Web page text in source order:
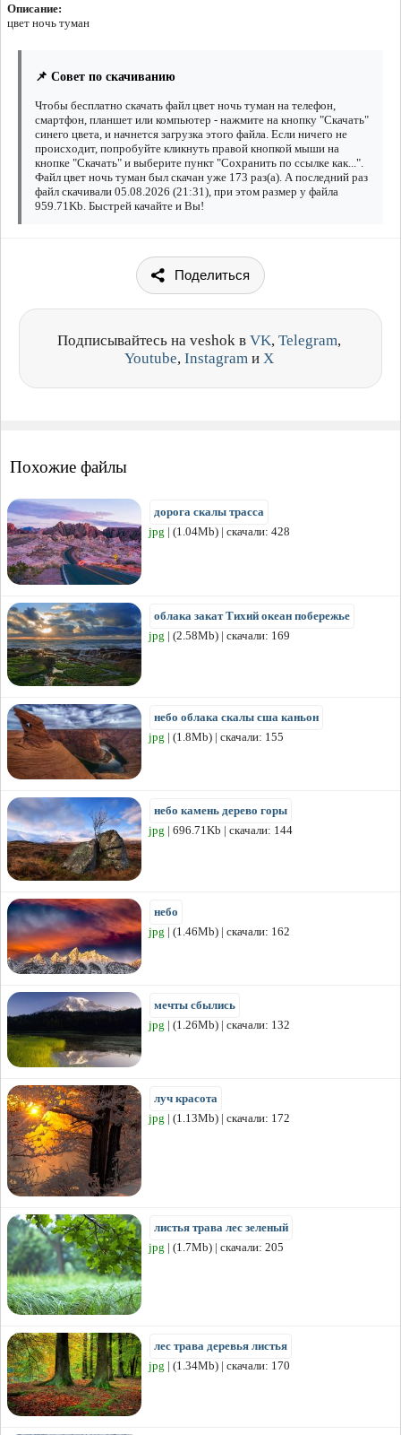
Описание:
цвет ночь туман
📌 Совет по скачиванию
Чтобы бесплатно скачать файл цвет ночь туман на телефон,
смартфон, планшет или компьютер - нажмите на кнопку "Скачать"
синего цвета, и начнется загрузка этого файла. Если ничего не
происходит, попробуйте кликнуть правой кнопкой мыши на
кнопке "Скачать" и выберите пункт "Сохранить по ссылке как...".
Файл цвет ночь туман был скачан уже 173 раз(а). А последний раз
файл скачивали 05.08.2026 (21:31), при этом размер у файла
959.71Kb. Быстрей качайте и Вы!
Поделиться
Подписывайтесь на veshok в VK, Telegram,
Youtube, Instagram и X
Похожие файлы
дорога скалы трасса
jpg | (1.04Mb) | скачали: 428
облака закат Тихий океан побережье
jpg | (2.58Mb) | скачали: 169
небо облака скалы сша каньон
jpg | (1.8Mb) | скачали: 155
небо камень дерево горы
jpg | 696.71Kb | скачали: 144
небо
jpg | (1.46Mb) | скачали: 162
мечты сбылись
jpg | (1.26Mb) | скачали: 132
луч красота
jpg | (1.13Mb) | скачали: 172
листья трава лес зеленый
jpg | (1.7Mb) | скачали: 205
лес трава деревья листья
jpg | (1.34Mb) | скачали: 170